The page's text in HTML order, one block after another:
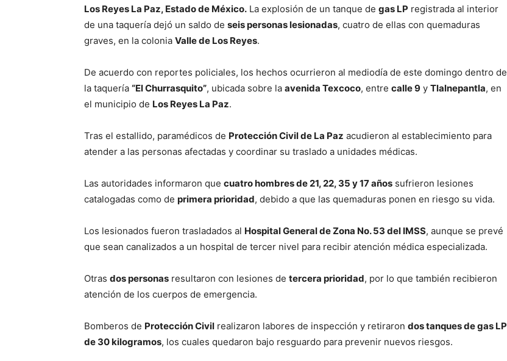
Los Reyes La Paz, Estado de México. La explosión de un tanque de gas LP registrada al interior
de una taquería dejó un saldo de seis personas lesionadas, cuatro de ellas con quemaduras
graves, en la colonia Valle de Los Reyes.
De acuerdo con reportes policiales, los hechos ocurrieron al mediodía de este domingo dentro de
la taquería “El Churrasquito”, ubicada sobre la avenida Texcoco, entre calle 9 y Tlalnepantla, en
el municipio de Los Reyes La Paz.
Tras el estallido, paramédicos de Protección Civil de La Paz acudieron al establecimiento para
atender a las personas afectadas y coordinar su traslado a unidades médicas.
Las autoridades informaron que cuatro hombres de 21, 22, 35 y 17 años sufrieron lesiones
catalogadas como de primera prioridad, debido a que las quemaduras ponen en riesgo su vida.
Los lesionados fueron trasladados al Hospital General de Zona No. 53 del IMSS, aunque se prevé
que sean canalizados a un hospital de tercer nivel para recibir atención médica especializada.
Otras dos personas resultaron con lesiones de tercera prioridad, por lo que también recibieron
atención de los cuerpos de emergencia.
Bomberos de Protección Civil realizaron labores de inspección y retiraron dos tanques de gas LP
de 30 kilogramos, los cuales quedaron bajo resguardo para prevenir nuevos riesgos.